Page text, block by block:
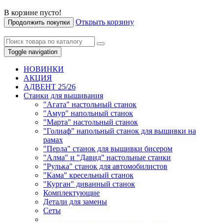
В корзине пусто!
Продолжить покупки Открыть корзину
Toggle navigation
НОВИНКИ
AКЦИЯ
АДВЕНТ 25/26
Станки для вышивания
"Агата" настольный станок
"Амур" напольный станок
"Марта" настольный станок
"Голиаф" напольный станок для вышивки на
рамах
"Перла" станок для вышивки бисером
"Алма" и "Давид" настольные станки
"Рулька" станок для автомобилистов
"Кама" кресельный станок
"Курган" диванный станок
Комплектующие
Детали для замены
Сеты